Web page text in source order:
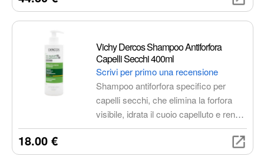
unendo stile ed eleganza in un'unica
fruttate di mela, limone e cannella si
fondono con il cuore caldo e speziato
di geranio, chiodi di garofano e note
muschiate, per poi lasciare un'impronta
duratura e memorabile con le note di
fondo legnose e intense di cedro,
sandalo, vetiver e olivo.
Vichy Dercos Shampoo Antiforfora
Capelli Secchi 400ml
Scrivi per primo una recensione
Shampoo antiforfora specifico per
capelli secchi, che elimina la forfora
visibile, idrata il cuoio capelluto e rende
i capelli morbidi e luminosi.
18.00 €